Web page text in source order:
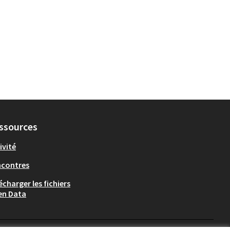
les fichiers
Data